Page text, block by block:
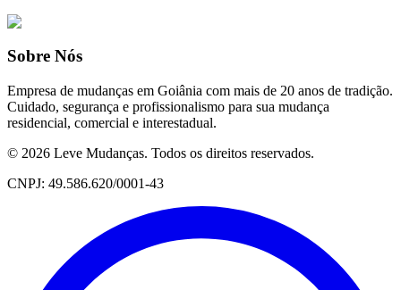
Sobre Nós
Empresa de mudanças em Goiânia com mais de 20 anos de tradição.
Cuidado, segurança e profissionalismo para sua mudança
residencial, comercial e interestadual.
© 2026 Leve Mudanças. Todos os direitos reservados.
CNPJ: 49.586.620/0001-43